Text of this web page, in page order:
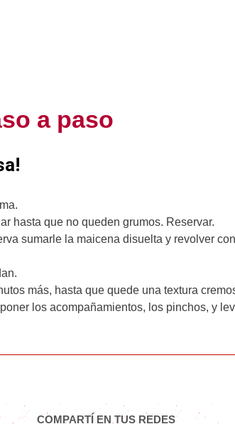
a paso
hasta que no queden grumos. Reservar.
sumarle la maicena disuelta y revolver
más, hasta que quede una textura
los acompañamientos, los pinchos, y
COMPARTÍ EN TUS REDES